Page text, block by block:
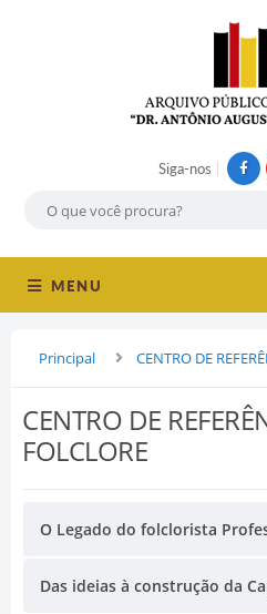
Siga-nos
MENU
Principal CENTRO DE
CENTRO DE
FOLCLORE
O Legado do folclorista
Das ideias à construção da